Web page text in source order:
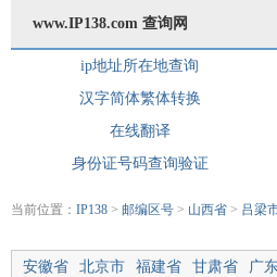
www.IP138.com 查询网
ip地址所在地查询
汉字简体繁体转换
在线翻译
身份证号码查询验证
当前位置： IP138 > 邮编区号 > 山西省 > 吕梁
安徽省 北京市 福建省 甘肃省 广